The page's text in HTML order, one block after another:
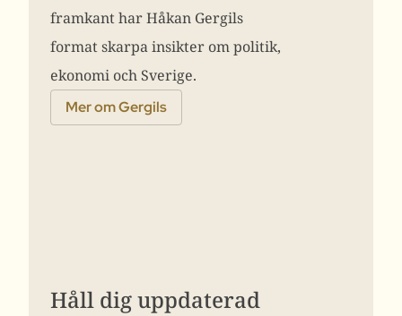
framkant har Håkan Gergils
format skarpa insikter om politik,
ekonomi och Sverige.
Mer om Gergils
Håll dig uppdaterad